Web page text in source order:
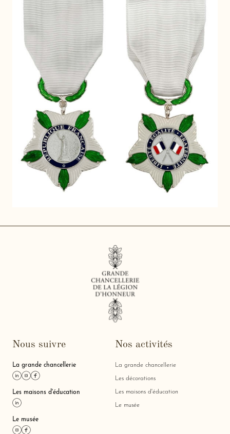
Nous suivre
La grande chancellerie
Lien linkedin
Lien instagram
Les maisons d'éducation
Le musée
Lien instagram
Nos activités
La grande chancellerie
Les décorations
Les maisons d'éducation
Le musée